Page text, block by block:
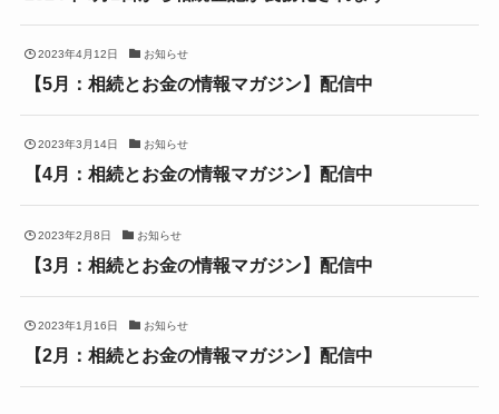
2023年4月12日 お知らせ
【5月：相続とお金の情報マガジン】配信中
2023年3月14日 お知らせ
【4月：相続とお金の情報マガジン】配信中
2023年2月8日 お知らせ
【3月：相続とお金の情報マガジン】配信中
2023年1月16日 お知らせ
【2月：相続とお金の情報マガジン】配信中